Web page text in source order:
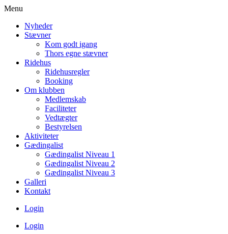
Menu
Nyheder
Stævner
Kom godt igang
Thors egne stævner
Ridehus
Ridehusregler
Booking
Om klubben
Medlemskab
Faciliteter
Vedtægter
Bestyrelsen
Aktiviteter
Gædingalist
Gædingalist Niveau 1
Gædingalist Niveau 2
Gædingalist Niveau 3
Galleri
Kontakt
Login
Login